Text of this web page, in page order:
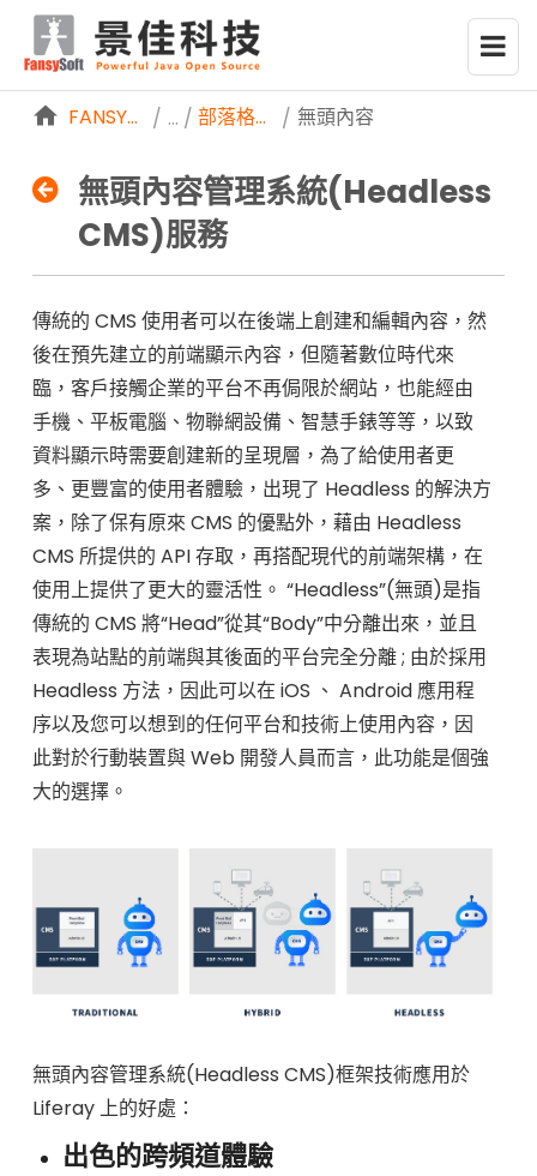
略過到內容
FANSYSOFTWEB / 部落格分享 / 無頭內容管理系統
無頭內容管理系統(Headless
CMS)服務
無
頭
內
容
管
理
系
(
H
e
a
傳統的 CMS 使用者可以在後端上創建和編輯內容，然
後在預先建立的前端顯示內容，但隨著數位時代來
臨，客戶接觸企業的平台不再侷限於網站，也能經由
手機、平板電腦、物聯網設備、智慧手錶等等，以致
資料顯示時需要創建新的呈現層，為了給使用者更
多、更豐富的使用者體驗，出現了 Headless 的解決方
案，除了保有原來 CMS 的優點外，藉由 Headless
CMS 所提供的 API 存取，再搭配現代的前端架構，在
使用上提供了更大的靈活性。 “Headless”(無頭)是指
傳統的 CMS 將“Head”從其“Body”中分離出來，並且
表現為站點的前端與其後面的平台完全分離 ; 由於採用
Headless 方法，因此可以在 iOS 、 Android 應用程
序以及您可以想到的任何平台和技術上使用內容，因
此對於行動裝置與 Web 開發人員而言，此功能是個強
大的選擇。
無頭內容管理系統(Headless CMS)框架技術應用於
Liferay 上的好處：
出色的跨頻道體驗